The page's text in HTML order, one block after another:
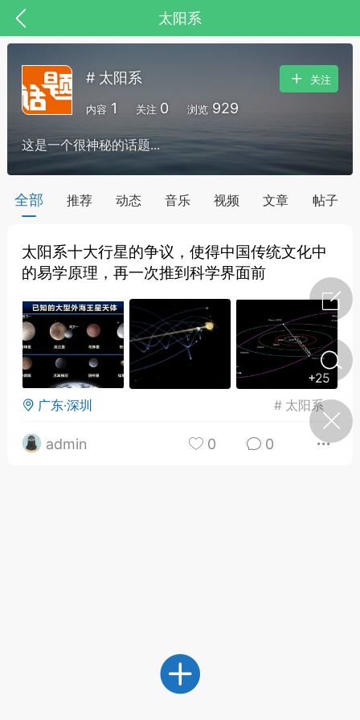
太阳系
节气气象
·特急预警】关
急提示
问答
女子五七，阳明脉衰：女性
养颜首重阳明胃经
# 太阳系
内容 1 关注 0 浏览 929
关注
这是一个很神秘的话题...
全部 推荐 动态 音乐 视频 文章 帖子
太阳系十大行星的争议，使得中国传统文化中
的易学原理，再一次推到科学界面前
+25
广东·深圳
# 太阳系
admin 0 0